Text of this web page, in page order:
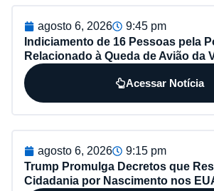
agosto 6, 2026
9:45 pm
Indiciamento de 16 Pessoas pela
Relacionado à Queda de Avião da
Acessar Notícia
agosto 6, 2026
9:15 pm
Trump Promulga Decretos que
Cidadania por Nascimento nos